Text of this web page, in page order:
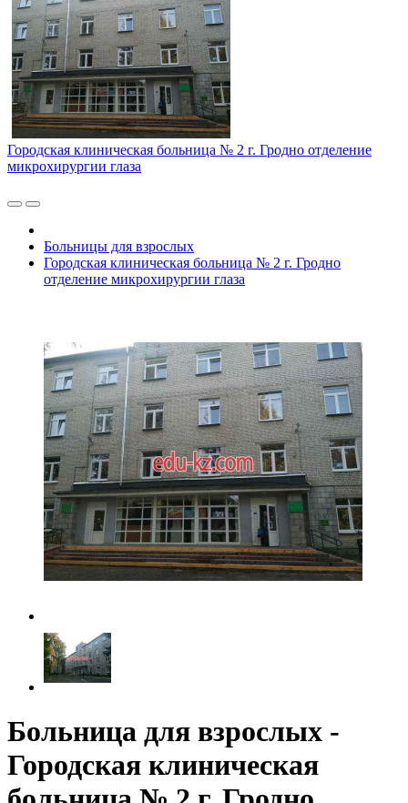
Городская клиническая больница № 2 г. Гродно отделение
микрохирургии глаза
Больницы для взрослых
Городская клиническая больница № 2 г. Гродно
отделение микрохирургии глаза
Больница для взрослых -
Городская клиническая